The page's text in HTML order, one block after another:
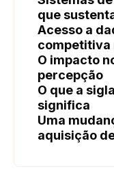
que
Acesso a
competitiva
O impacto
percepção
O que a
significa
Uma
aquisição